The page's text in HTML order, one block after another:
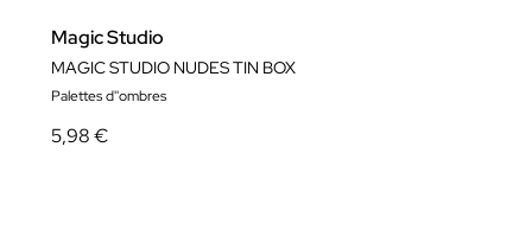
Magic Studio
MAGIC STUDIO NUDES TIN BOX
Palettes d''ombres
5,98 €